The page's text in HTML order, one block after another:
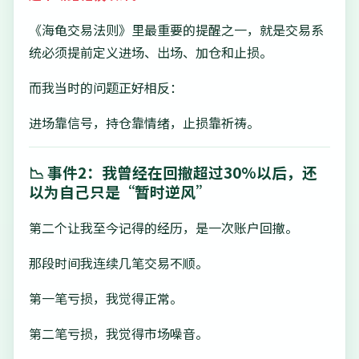
《海龟交易法则》里最重要的提醒之一，就是交易系
统必须提前定义进场、出场、加仓和止损。
而我当时的问题正好相反：
进场靠信号，持仓靠情绪，止损靠祈祷。
📉 事件2：我曾经在回撤超过30%以后，还
以为自己只是“暂时逆风”
第二个让我至今记得的经历，是一次账户回撤。
那段时间我连续几笔交易不顺。
第一笔亏损，我觉得正常。
第二笔亏损，我觉得市场噪音。